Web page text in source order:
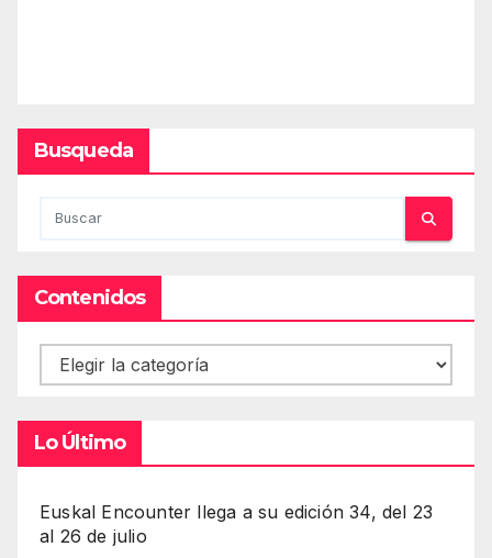
Busqueda
Contenidos
Contenidos
Lo Último
Euskal Encounter llega a su edición 34, del 23
al 26 de julio